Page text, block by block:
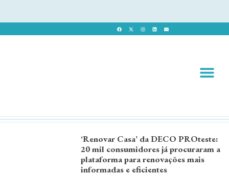
‘Renovar Casa’ da DECO PROteste:
20 mil consumidores já procuraram a
plataforma para renovações mais
informadas e eficientes